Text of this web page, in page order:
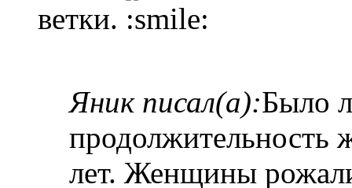
ветки.
Яник писал(а):Было
продолжительность
лет. Женщины